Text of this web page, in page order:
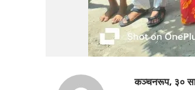
कञ्चनरूप, ३०